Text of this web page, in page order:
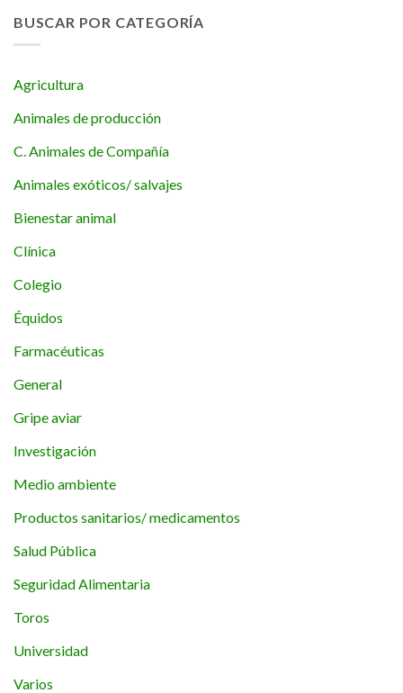
BUSCAR POR CATEGORÍA
Agricultura
Animales de producción
C. Animales de Compañía
Animales exóticos/ salvajes
Bienestar animal
Clínica
Colegio
Équidos
Farmacéuticas
General
Gripe aviar
Investigación
Medio ambiente
Productos sanitarios/ medicamentos
Salud Pública
Seguridad Alimentaria
Toros
Universidad
Varios